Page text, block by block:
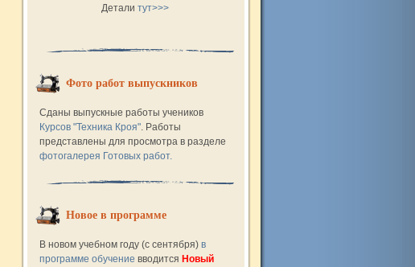
Детали тут>>>
Фото работ выпускников
Сданы выпускные работы учеников
Курсов "Техника Кроя". Работы
представлены для просмотра в разделе
фотогалерея Готовых работ.
Новое в программе
В новом учебном году (с сентября) в
программе обучение вводится Новый